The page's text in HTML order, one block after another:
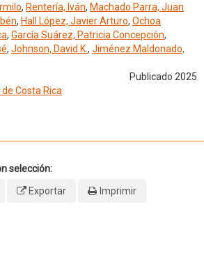
, Rentería, Iván, Machado Parra, Juan
, Hall López, Javier Arturo, Ochoa
, García Suárez, Patricia Concepción,
, Johnson, David K., Jiménez Maldonado,
Publicado 2025
Costa Rica
selección:
Exportar Imprimir